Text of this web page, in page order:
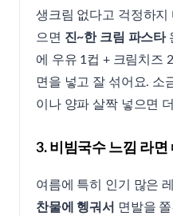
생크림 없다고 걱정하지
으면 진~한 크림 파스타
에 우유 1컵 + 크림치즈
면을 넣고 잘 섞어요. 소
이나 양파 살짝 넣으면
3. 비빔국수 느낌 라면
여름에 특히 인기 많은
찬물에 헹궈서 면발을